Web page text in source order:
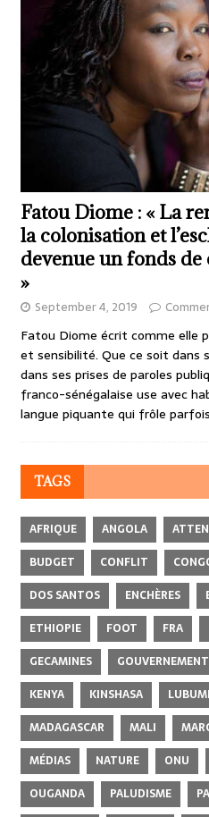
Fatou Diome : « La
la colonisation et
devenue un fonds
»
September 4, 2019
Fatou Diome écrit comme elle
et sensibilité. Que ce soit dans
dans ses prises de paroles
franco-sénégalaise use avec
langue piquante qui frôle parfois
TAGS
AFRIQUE ANGOLA
BUDGET
CONFLIT
DOS SANTOS
ENCHÈRES
ETHIOPIE
FOOT FRA
GECAMINES
GOUVERNEMENT
KENYA
KINSHASA
MADAGASCAR
MALI
MÉDIAS
NATURE ONU
OUGANDA
PALUDISME